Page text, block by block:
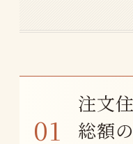
注文
総額